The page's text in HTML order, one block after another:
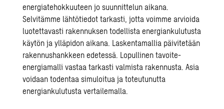
energiatehokkuuteen jo suunnittelun aikana.
Selvitämme lähtötiedot tarkasti, jotta voimme arvioida
luotettavasti rakennuksen todellista energiankulutusta
käytön ja ylläpidon aikana. Laskentamallia päivitetään
rakennushankkeen edetessä. Lopullinen tavoite-
energiamalli vastaa tarkasti valmista rakennusta. Asia
voidaan todentaa simuloitua ja toteutunutta
energiankulutusta vertailemalla.